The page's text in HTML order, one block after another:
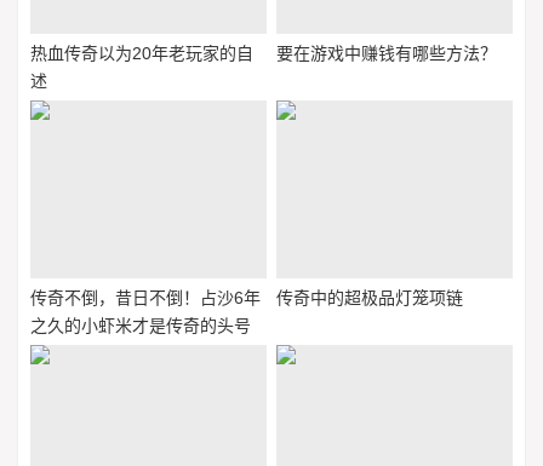
热血传奇以为20年老玩家的自
述
要在游戏中赚钱有哪些方法？
传奇不倒，昔日不倒！占沙6年
之久的小虾米才是传奇的头号
玩家
传奇中的超极品灯笼项链